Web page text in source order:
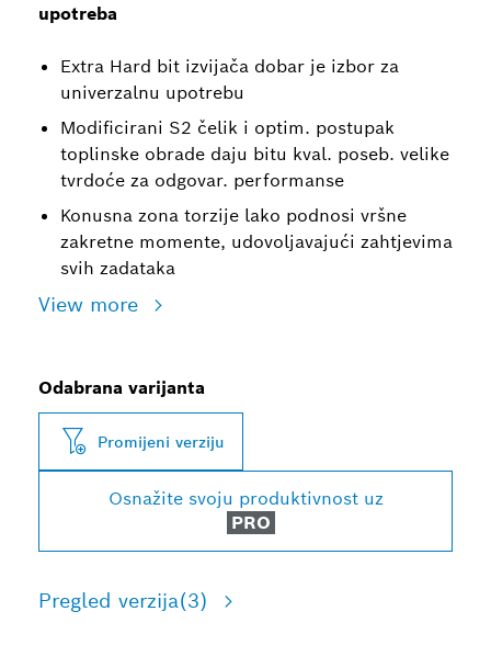
upotreba
Extra Hard bit izvijača dobar je izbor za
univerzalnu upotrebu
Modificirani S2 čelik i optim. postupak
toplinske obrade daju bitu kval. poseb. velike
tvrdoće za odgovar. performanse
Konusna zona torzije lako podnosi vršne
zakretne momente, udovoljavajući zahtjevima
svih zadataka
View more
Odabrana varijanta
Promijeni verziju
Osnažite svoju produktivnost uz
PRO
Pregled verzija(3)